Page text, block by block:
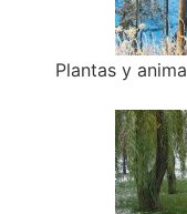
Plantas y